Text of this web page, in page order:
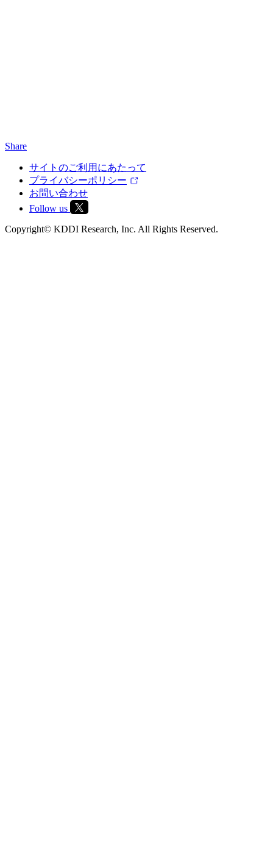
Share
サイトのご利用にあたって
プライバシーポリシー
お問い合わせ
Follow us
Copyright© KDDI Research, Inc. All Rights Reserved.